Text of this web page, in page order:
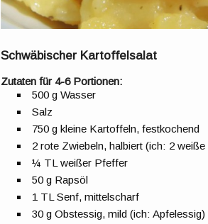
Schwäbischer Kartoffelsalat
Zutaten für 4-6 Portionen:
500 g Wasser
Salz
750 g kleine Kartoffeln, festkochend
2 rote Zwiebeln, halbiert (ich: 2 weiße
¼ TL weißer Pfeffer
50 g Rapsöl
1 TL Senf, mittelscharf
30 g Obstessig, mild (ich: Apfelessig)